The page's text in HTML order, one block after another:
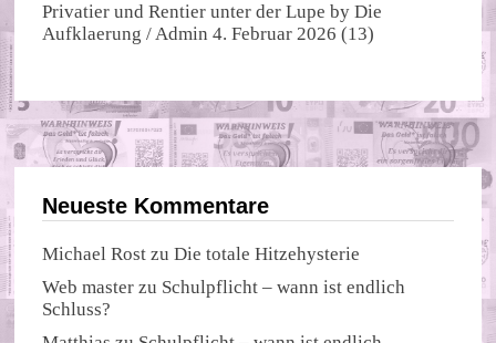
Privatier und Rentier unter der Lupe byDie
Aufklaerung / Admin 4. Februar 2026 (13)
Neueste Kommentare
Michael Rost zuDie totale Hitzehysterie
Web master zu Schulpflicht – wann ist endlich
Schluss?